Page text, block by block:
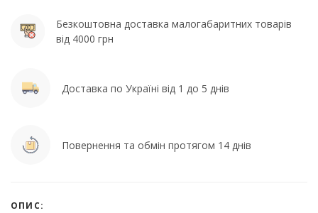
Безкоштовна доставка малогабаритних товарів
від 4000 грн
Доставка по Україні від 1 до 5 днів
Повернення та обмін протягом 14 днів
ОПИС: